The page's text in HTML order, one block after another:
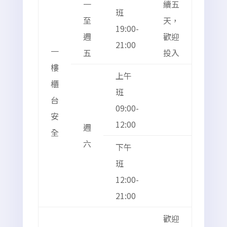
一
樓
櫃
台
安
全
一
至
週
五
班
19:00-
21:00
續五
天，
歡迎
投入
週
六
上午
班
09:00-
12:00
下午
班
12:00-
21:00
歡迎